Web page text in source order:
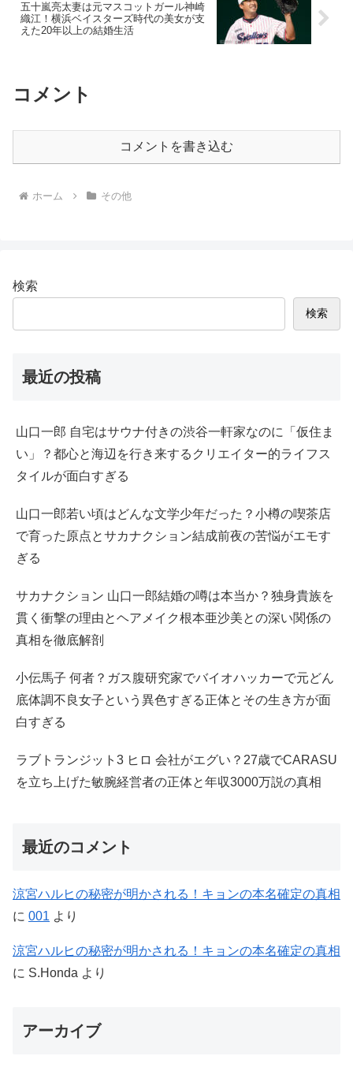
五十嵐亮太妻は元マスコットガール神崎
織江！横浜ベイスターズ時代の美女が支
えた20年以上の結婚生活
コメント
コメントを書き込む
ホーム その他
検索
検索
最近の投稿
山口一郎 自宅はサウナ付きの渋谷一軒家なのに「仮住ま
い」？都心と海辺を行き来するクリエイター的ライフス
タイルが面白すぎる
山口一郎若い頃はどんな文学少年だった？小樽の喫茶店
で育った原点とサカナクション結成前夜の苦悩がエモす
ぎる
サカナクション 山口一郎結婚の噂は本当か？独身貴族を
貫く衝撃の理由とヘアメイク根本亜沙美との深い関係の
真相を徹底解剖
小伝馬子 何者？ガス腹研究家でバイオハッカーで元どん
底体調不良女子という異色すぎる正体とその生き方が面
白すぎる
ラブトランジット3 ヒロ 会社がエグい？27歳でCARASU
を立ち上げた敏腕経営者の正体と年収3000万説の真相
最近のコメント
涼宮ハルヒの秘密が明かされる！キョンの本名確定の真相
に 001 より
涼宮ハルヒの秘密が明かされる！キョンの本名確定の真相
に S.Honda より
アーカイブ